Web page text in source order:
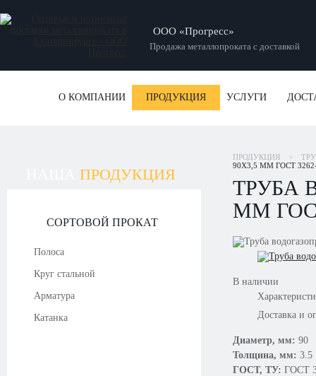
ООО «Прогресс»
Продажа металлопроката с доставкой
О КОМПАНИИ ПРОДУКЦИЯ УСЛУГИ
ПРОДУКЦИЯ
СОРТОВОЙ ПРОКАТ
Полоса
Круг стальной
Арматура
Катанка
ПРОДУКЦИЯ >
90Х3,5 ММ ГОСТ
ТРУБА
ММ
В наличии
Доставка и
Диаметр, мм: 90
Толщина, мм: 3.5
ГОСТ, ТУ: ГОСТ